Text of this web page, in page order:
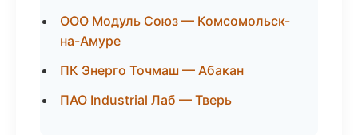
ООО Модуль Союз — Комсомольск-
на-Амуре
ПК Энерго Точмаш — Абакан
ПАО Industrial Лаб — Тверь